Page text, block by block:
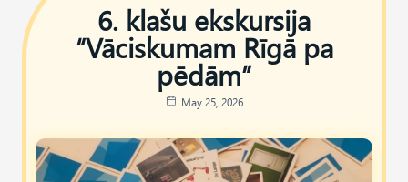
6. klašu ekskursija
“Vāciskumam Rīgā pa
pēdām”
May 25, 2026